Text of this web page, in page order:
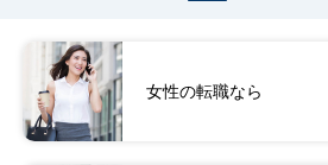
女性の転職なら